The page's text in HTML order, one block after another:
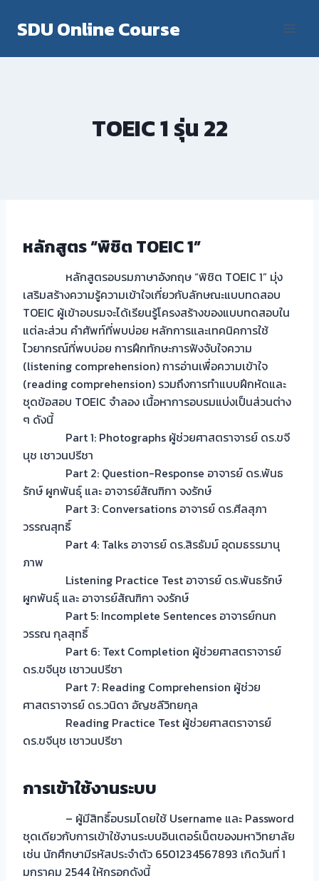
SDU Online Course
TOEIC 1 รุ่น 22
หลักสูตร “พิชิต TOEIC 1”
หลักสูตรอบรมภาษาอังกฤษ “พิชิต TOEIC 1” มุ่ง
เสริมสร้างความรู้ความเข้าใจเกี่ยวกับลักษณะแบบทดสอบ
TOEIC ผู้เข้าอบรมจะได้เรียนรู้โครงสร้างของแบบทดสอบใน
แต่ละส่วน คำศัพท์ที่พบบ่อย หลักการและเทคนิคการใช้
ไวยากรณ์ที่พบบ่อย การฝึกทักษะการฟังจับใจความ
(listening comprehension) การอ่านเพื่อความเข้าใจ
(reading comprehension) รวมถึงการทำแบบฝึกหัดและ
ชุดข้อสอบ TOEIC จำลอง เนื้อหาการอบรมแบ่งเป็นส่วนต่าง
ๆ ดังนี้
Part 1: Photographs ผู้ช่วยศาสตราจารย์ ดร.ขจี
นุช เชาวนปรีชา
Part 2: Question-Response อาจารย์ ดร.พันธ
รักษ์ ผูกพันธุ์ และ อาจารย์สัณฑิกา จงรักษ์
Part 3: Conversations อาจารย์ ดร.ศีลสุภา
วรรณสุทธิ์
Part 4: Talks อาจารย์ ดร.สิรธัมม์ อุดมธรรมานุ
ภาพ
Listening Practice Test อาจารย์ ดร.พันธรักษ์
ผูกพันธุ์ และ อาจารย์สัณฑิกา จงรักษ์
Part 5: Incomplete Sentences อาจารย์กนก
วรรณ กุลสุทธิ์
Part 6: Text Completion ผู้ช่วยศาสตราจารย์
ดร.ขจีนุช เชาวนปรีชา
Part 7: Reading Comprehension ผู้ช่วย
ศาสตราจารย์ ดร.วนิดา อัญชลีวิทยกุล
Reading Practice Test ผู้ช่วยศาสตราจารย์
ดร.ขจีนุช เชาวนปรีชา
การเข้าใช้งานระบบ
– ผู้มีสิทธิ์อบรมโดยใช้ Username และ Password
ชุดเดียวกับการเข้าใช้งานระบบอินเตอร์เน็ตของมหาวิทยาลัย
เช่น นักศึกษามีรหัสประจำตัว 6501234567893 เกิดวันที่ 1
มกราคม 2544 ให้กรอกดังนี้